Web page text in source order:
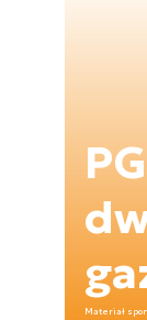
Materiał